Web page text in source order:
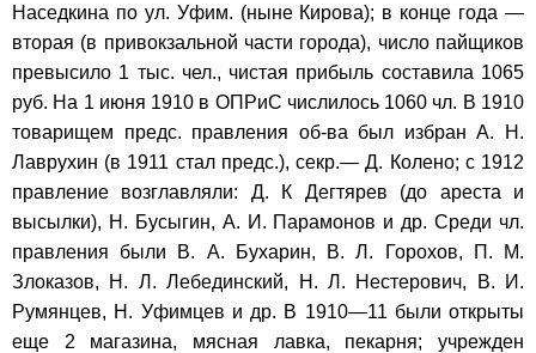
Наседкина по ул. Уфим. (ныне Кирова); в конце года —
вторая (в привокзальной части города), число пайщиков
превысило 1 тыс. чел., чистая прибыль составила 1065
руб. На 1 июня 1910 в ОПРиС числилось 1060 чл. В 1910
товарищем предс. правления об-ва был избран А. Н.
Лаврухин (в 1911 стал предс.), секр.— Д. Колено; с 1912
правление возглавляли: Д. К Дегтярев (до ареста и
высылки), Н. Бусыгин, А. И. Парамонов и др. Среди чл.
правления были В. А. Бухарин, В. Л. Горохов, П. М.
Злоказов, Н. Л. Лебединский, Н. Л. Нестерович, В. И.
Румянцев, Н. Уфимцев и др. В 1910—11 были открыты
еще 2 магазина, мясная лавка, пекарня; учрежден